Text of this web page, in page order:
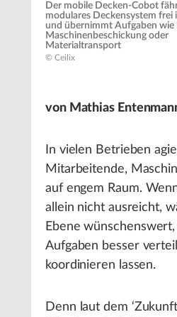
Der mobile Decken-Cobot
modulares Deckensystem frei
und übernimmt Aufgaben wie
Maschinenbeschickung oder
Materialtransport
© Ceilix
von Mathias
In vielen Betrieben
Mitarbeitende,
auf engem Raum.
allein nicht ausreicht,
Ebene
Aufgaben besser
koordinieren lassen.
Denn laut dem